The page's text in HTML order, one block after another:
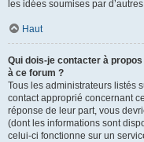
les idées soumises par
Haut
Qui dois-je contacter à
à ce forum ?
Tous les administrateurs listés
contact approprié concernant
réponse de leur part, vous
(dont les informations sont
celui-ci fonctionne sur un